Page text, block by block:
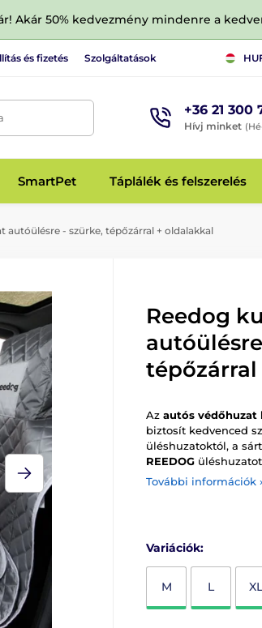
Akár 50% kedvezmény mindenre a
és fizetés Szolgáltatások
+36 21 300
Hívj minket
SmartPet Táplálék és felszerelés
autóülésre - szürke, tépőzárral + oldalakkal
Reedog
Az autós védőhuzat
biztosít kedvenced
üléshuzatoktól, a
REEDOG
További információk ›
Variációk:
M L XL